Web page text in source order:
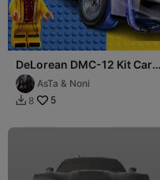
DeLorean DMC-12 Kit Card
/ Tarjeta Kit DeLorean
DMC-12AsTa & Noni
 8 5